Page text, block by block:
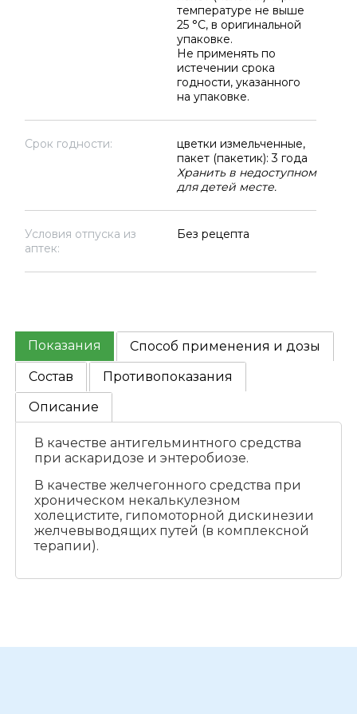
температуре не выше
25 °C, в оригинальной
упаковке.
Не применять по
истечении срока
годности, указанного
на упаковке.
Срок годности:
цветки измельченные,
пакет (пакетик): 3 года
Хранить в недоступном
для детей месте.
Условия отпуска из
аптек:
Без рецепта
Показания
Способ применения и дозы
Состав
Противопоказания
Описание
В качестве антигельминтного средства
при аскаридозе и энтеробиозе.
В качестве желчегонного средства при
хроническом некалькулезном
холецистите, гипомоторной дискинезии
желчевыводящих путей (в комплексной
терапии).